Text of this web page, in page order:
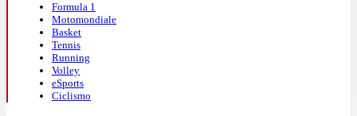
Formula 1
Motomondiale
Basket
Tennis
Running
Volley
eSports
Ciclismo